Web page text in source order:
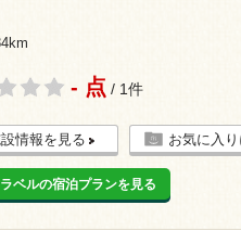
- 点 / 1件
情報を見る お気に入
ベルの宿泊プランを見る